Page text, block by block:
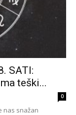
SATI:
teški...
0
nas snažan